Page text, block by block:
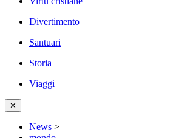
Divertimento
Santuari
Storia
Viaggi
✕
News >